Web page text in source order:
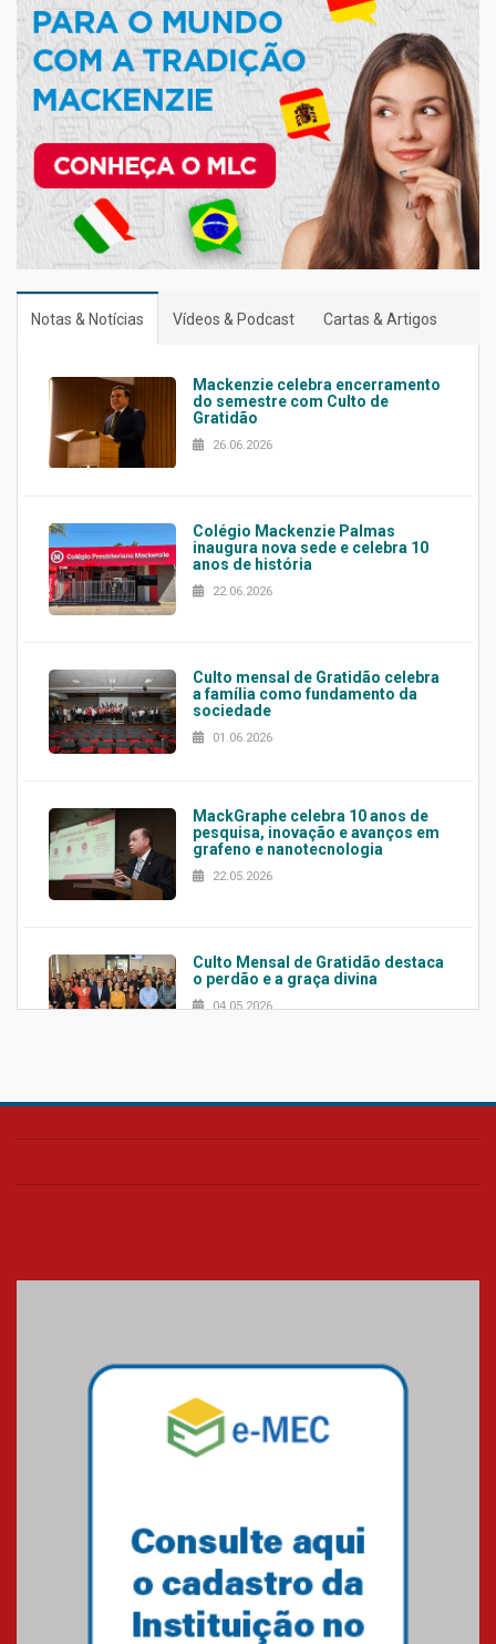
Notas & Notícias Vídeos & Podcast Cartas & Artigos
Mackenzie celebra encerramento
do semestre com Culto de
Gratidão
26.06.2026
Colégio Mackenzie Palmas
inaugura nova sede e celebra 10
anos de história
22.06.2026
Culto mensal de Gratidão celebra
a família como fundamento da
sociedade
01.06.2026
MackGraphe celebra 10 anos de
pesquisa, inovação e avanços em
grafeno e nanotecnologia
22.05.2026
Culto Mensal de Gratidão destaca
o perdão e a graça divina
04.05.2026
Confira como foi o culto mensal
Mackenzie mobiliza campanha
solidária para apoiar famílias em
Minas Gerais
Primeiro culto do ano ressalta o
27.02.2026